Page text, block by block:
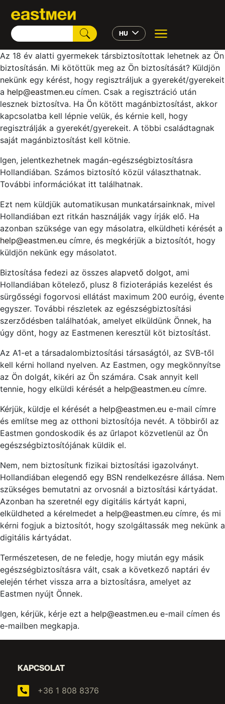
HU
Az 18 év alatti gyermekek társbiztosítottak lehetnek az Ön
biztosításán. Mi kötöttük meg az Ön biztosítását? Küldjön
nekünk egy kérést, hogy regisztráljuk a gyerekét/gyerekeit
a help@eastmen.eu címen. Csak a regisztráció után
lesznek biztosítva. Ha Ön kötött magánbiztosítást, akkor
kapcsolatba kell lépnie velük, és kérnie kell, hogy
regisztrálják a gyerekét/gyerekeit. A többi családtagnak
saját magánbiztosítást kell kötnie.
Igen, jelentkezhetnek magán-egészségbiztosításra
Hollandiában. Számos biztosító közül választhatnak.
További információkat itt találhatnak.
Ezt nem küldjük automatikusan munkatársainknak, mivel
Hollandiában ezt ritkán használják vagy írják elő. Ha
azonban szüksége van egy másolatra, elküldheti kérését a
help@eastmen.eu címre, és megkérjük a biztosítót, hogy
küldjön nekünk egy másolatot.
Biztosítása fedezi az összes alapvető dolgot, ami
Hollandiában kötelező, plusz 8 fizioterápiás kezelést és
sürgősségi fogorvosi ellátást maximum 200 euróig, évente
egyszer. További részletek az egészségbiztosítási
szerződésben találhatóak, amelyet elküldünk Önnek, ha
úgy dönt, hogy az Eastmenen keresztül köt biztosítást.
Az A1-et a társadalombiztosítási társaságtól, az SVB-től
kell kérni holland nyelven. Az Eastmen, ogy megkönnyítse
az Ön dolgát, kikéri az Ön számára. Csak annyit kell
tennie, hogy elküldi kérését a help@eastmen.eu címre.
Kérjük, küldje el kérését a help@eastmen.eu e-mail címre
és említse meg az otthoni biztosítója nevét. A többiről az
Eastmen gondoskodik és az űrlapot közvetlenül az Ön
egészségbiztosítójának küldik el.
Nem, nem biztosítunk fizikai biztosítási igazolványt.
Hollandiában elegendő egy BSN rendelkezésre állása. Nem
szükséges bemutatni az orvosnál a biztosítási kártyádat.
Azonban ha szeretnél egy digitális kártyát kapni,
elküldheted a kérelmedet a help@eastmen.eu címre, és mi
kérni fogjuk a biztosítót, hogy szolgáltassák meg nekünk a
digitális kártyádat.
Természetesen, de ne feledje, hogy miután egy másik
egészségbiztosításra vált, csak a következő naptári év
elején térhet vissza arra a biztosításra, amelyet az
Eastmen nyújt Önnek.
Igen, kérjük, kérje ezt a help@eastmen.eu e-mail címen és
e-mailben megkapja.
KAPCSOLAT
+36 1 808 8376